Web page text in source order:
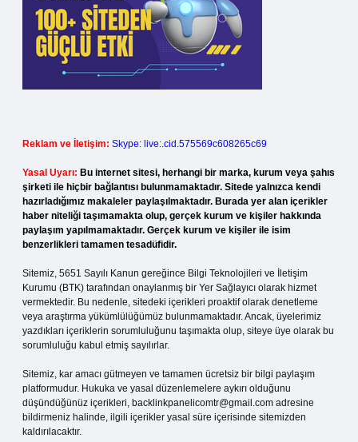
Reklam ve İletişim: Skype: live:.cid.575569c608265c69
Yasal Uyarı: Bu internet sitesi, herhangi bir marka, kurum veya şahıs
şirketi ile hiçbir bağlantısı bulunmamaktadır. Sitede yalnızca kendi
hazırladığımız makaleler paylaşılmaktadır. Burada yer alan içerikler
haber niteliği taşımamakta olup, gerçek kurum ve kişiler hakkında
paylaşım yapılmamaktadır. Gerçek kurum ve kişiler ile isim
benzerlikleri tamamen tesadüfidir.
Sitemiz, 5651 Sayılı Kanun gereğince Bilgi Teknolojileri ve İletişim
Kurumu (BTK) tarafından onaylanmış bir Yer Sağlayıcı olarak hizmet
vermektedir. Bu nedenle, sitedeki içerikleri proaktif olarak denetleme
veya araştırma yükümlülüğümüz bulunmamaktadır. Ancak, üyelerimiz
yazdıkları içeriklerin sorumluluğunu taşımakta olup, siteye üye olarak bu
sorumluluğu kabul etmiş sayılırlar.
Sitemiz, kar amacı gütmeyen ve tamamen ücretsiz bir bilgi paylaşım
platformudur. Hukuka ve yasal düzenlemelere aykırı olduğunu
düşündüğünüz içerikleri, backlinkpanelicomtr@gmail.com adresine
bildirmeniz halinde, ilgili içerikler yasal süre içerisinde sitemizden
kaldırılacaktır.